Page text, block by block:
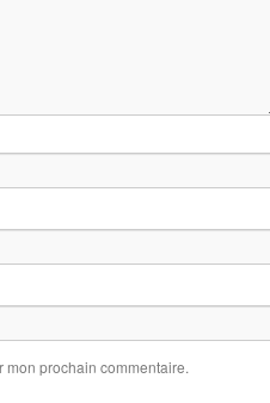
mon prochain commentaire.